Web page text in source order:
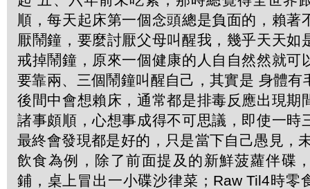
順，每天起床第一個念頭總是負面的，賴著
厭鬧鐘，要麼討厭父母叫醒我，幾乎天天如
戒掉鬧鐘，原來一個健康的人自自然然就可
要靠兩、三個鬧鐘叫醒自己，其實是 身體有
後間中會想賴床，通常都是排毒反應出現期
諸事頗順，心想事成得不可思議，即使一時
最終會發現都是好的，只是當下自己愚見，
飲食為例，除了前面提及的新鮮菠蘿伴碟
鋪，桌上冒出一小碟沙律菜；Raw Til4時零